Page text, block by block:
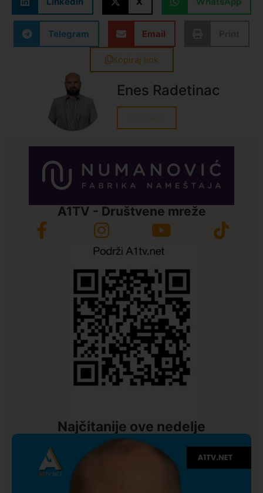
Telegram Email
Kopiraj link
Enes Radetinac
Sve vesti
A1TV - Društvene mreže
Najčitanije ove nedelje